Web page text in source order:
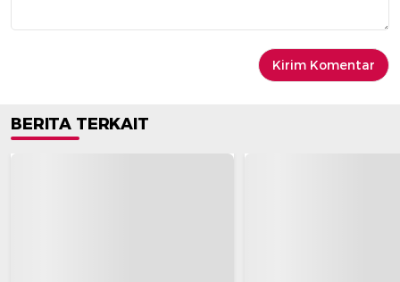
BERITA TERKAIT